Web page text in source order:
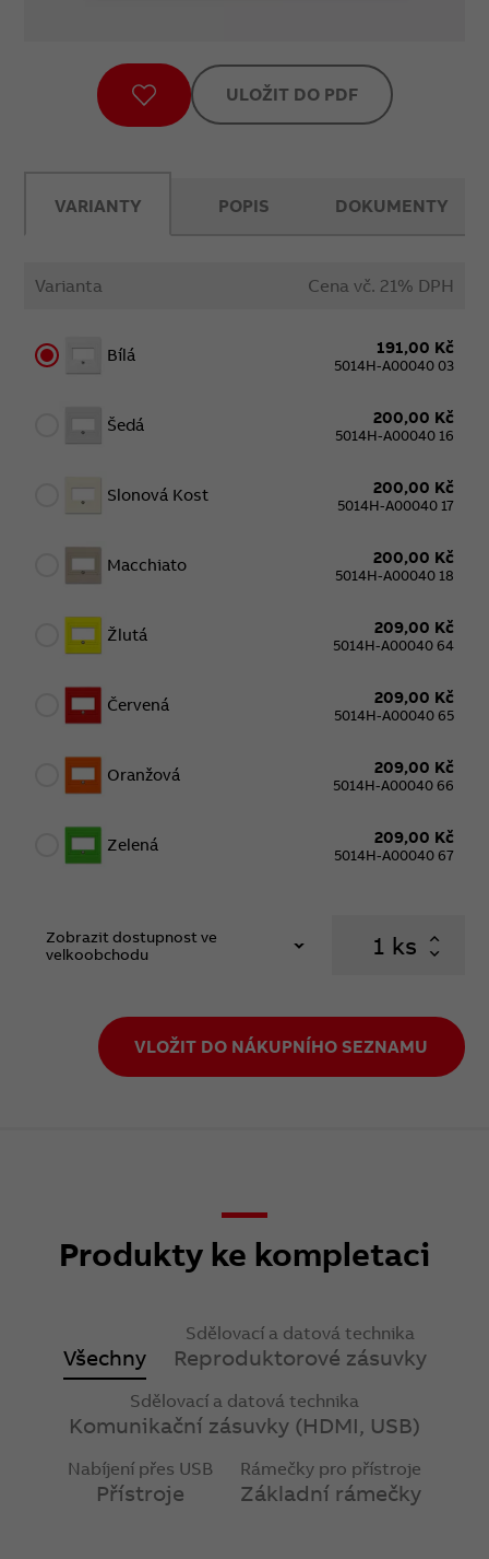
ULOŽIT DO PDF
VARIANTY
Varianta Cena vč. 21% DPH
Bílá 191,00 Kč
5014H-A00040 03
Šedá 200,00 Kč
5014H-A00040 16
Slonová Kost 200,00 Kč
5014H-A00040 17
Macchiato 200,00 Kč
5014H-A00040 18
Žlutá 209,00 Kč
5014H-A00040 64
Červená 209,00 Kč
5014H-A00040 65
Oranžová 209,00 Kč
5014H-A00040 66
Zelená 209,00 Kč
5014H-A00040 67
Zobrazit dostupnost ve
velkoobchodu
ks
VLOŽIT DO NÁKUPNÍHO SEZNAMU
POPIS DOKUMENTY
Produkty ke kompletaci
Všechny
Sdělovací a datová technika
Reproduktorové zásuvky
Sdělovací a datová technika
Komunikační zásuvky (HDMI, USB)
Nabíjení přes USB
Přístroje
Rámečky pro přístroje
Základní rámečky